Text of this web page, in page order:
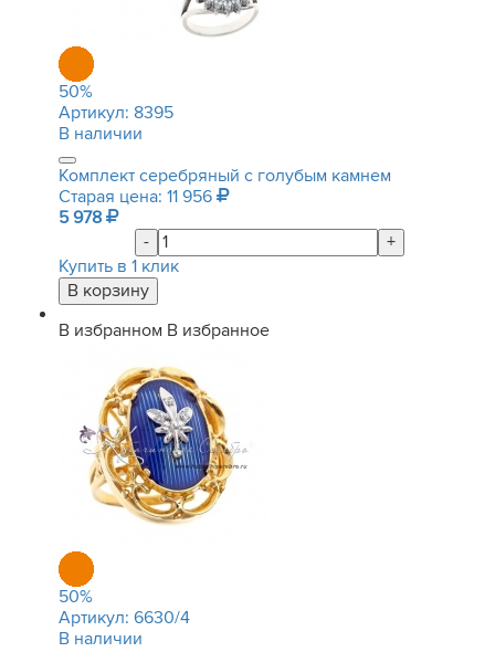
50%
Артикул: 8395
В наличии
Комплект серебряный с голубым камнем
Старая цена: 11 956
5 978
-
+
Купить в 1 клик
В избранном В избранное
50%
Артикул: 6630/4
В наличии